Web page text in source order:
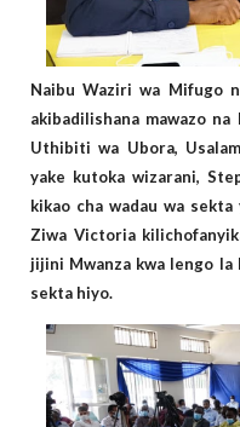
Naibu Waziri wa Mifugo
akibadilishana mawazo
Uthibiti wa Ubora,
yake kutoka wizarani,
kikao cha wadau wa
Ziwa Victoria
jijini Mwanza kwa lengo
sekta hiyo.